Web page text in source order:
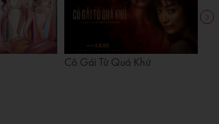
Cô Gái Từ Quá Khứ